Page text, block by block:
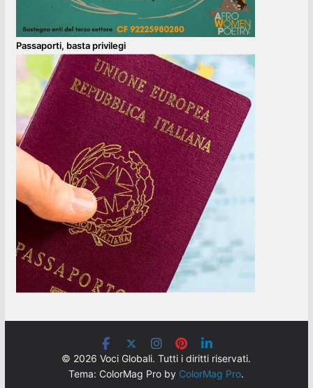
Passaporti, basta privilegi
© 2026 Voci Globali. Tutti i diritti riservati.
Tema: ColorMag Pro by ColorMag Pro.